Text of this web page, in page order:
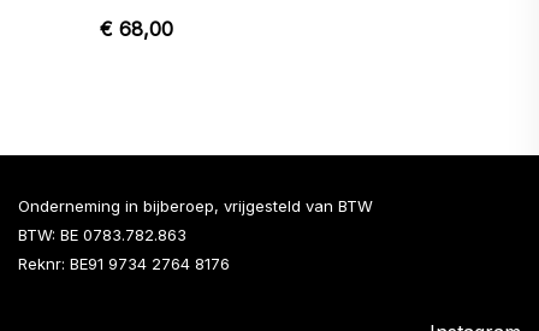
€68,00
Onderneming in bijberoep, vrijgesteld van BTW
BTW: BE 0783.782.863
Reknr: BE91 9734 2764 8176